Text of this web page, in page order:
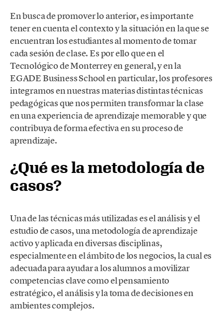
En busca de promover lo anterior, es importante
tener en cuenta el contexto y la situación en la que se
encuentran los estudiantes al momento de tomar
cada sesión de clase. Es por ello que en el
Tecnológico de Monterrey en general, y en la
EGADE Business School en particular, los profesores
integramos en nuestras materias distintas técnicas
pedagógicas que nos permiten transformar la clase
en una experiencia de aprendizaje memorable y que
contribuya de forma efectiva en su proceso de
aprendizaje.
¿Qué es la metodología de
casos?
Una de las técnicas más utilizadas es el análisis y el
estudio de casos, una metodología de aprendizaje
activo y aplicada en diversas disciplinas,
especialmente en el ámbito de los negocios, la cual es
adecuada para ayudar a los alumnos a movilizar
competencias clave como el pensamiento
estratégico, el análisis y la toma de decisiones en
ambientes complejos.